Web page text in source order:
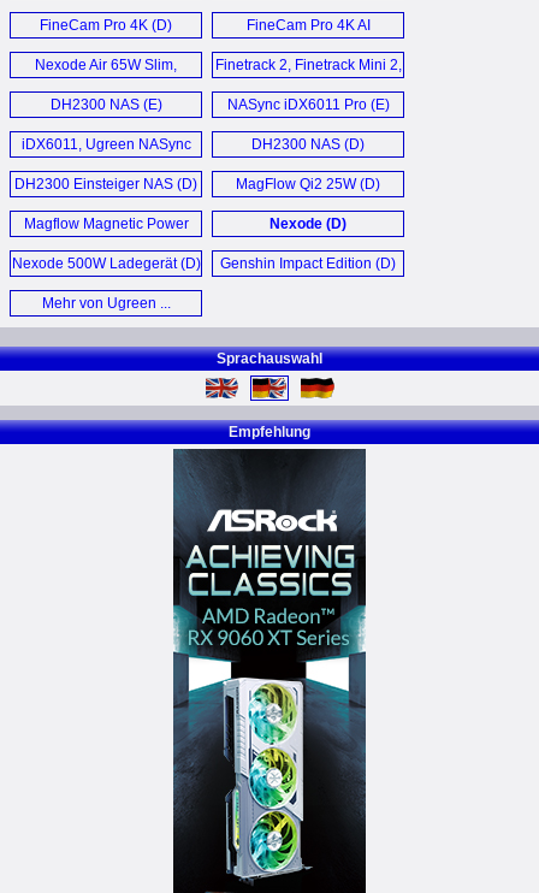
DXP4800 GT (E)
FineCam Pro 4K (D)
FineCam Pro 4K AI
Webcam (D)
Nexode Air 65W Slim,
Magflow Air (D)
Finetrack 2, Finetrack Mini 2,
Finetrack Duo (D)
DH2300 NAS (E)
NASync iDX6011 Pro (E)
iDX6011, Ugreen NASync
iDX6011 Pro (D)
DH2300 NAS (D)
DH2300 Einsteiger NAS (D) MagFlow Qi2 25W (D)
Magflow Magnetic Power
Bank Qi 2.2 (D)
Nexode (D)
Nexode 500W Ladegerät (D) Genshin Impact Edition (D)
Mehr von Ugreen ...
Sprachauswahl
Empfehlung